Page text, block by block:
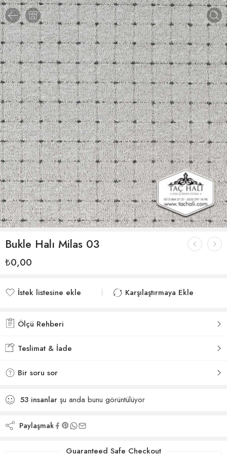
Bukle Halı Milas 03
₺0,00
İstek listesine ekle
Karşılaştırmaya Ekle
Ölçü Rehberi
Teslimat & İade
Bir soru sor
53 insanlar şu anda bunu görüntülüyor
Paylaşmak
Guaranteed Safe Checkout